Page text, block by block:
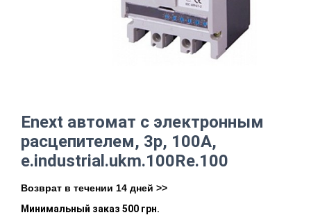
Enext автомат с электронным
расцепителем, 3р, 100А,
e.industrial.ukm.100Re.100
Возврат в течении 14 дней >>
Минимальный заказ 500 грн.